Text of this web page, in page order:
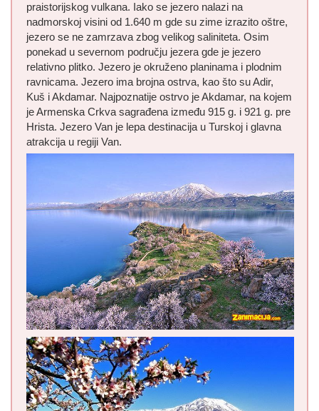
praistorijskog vulkana. Iako se jezero nalazi na
nadmorskoj visini od 1.640 m gde su zime izrazito oštre,
jezero se ne zamrzava zbog velikog saliniteta. Osim
ponekad u severnom području jezera gde je jezero
relativno plitko. Jezero je okruženo planinama i plodnim
ravnicama. Jezero ima brojna ostrva, kao što su Adir,
Kuš i Akdamar. Najpoznatije ostrvo je Akdamar, na kojem
je Armenska Crkva sagrađena između 915 g. i 921 g. pre
Hrista. Jezero Van je lepa destinacija u Turskoj i glavna
atrakcija u regiji Van.